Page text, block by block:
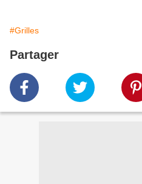
#Grilles
Partager